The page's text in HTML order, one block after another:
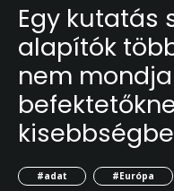
Egy kutatás
alapítók
nem
#adat #Európa